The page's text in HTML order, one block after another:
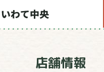
店舗情報